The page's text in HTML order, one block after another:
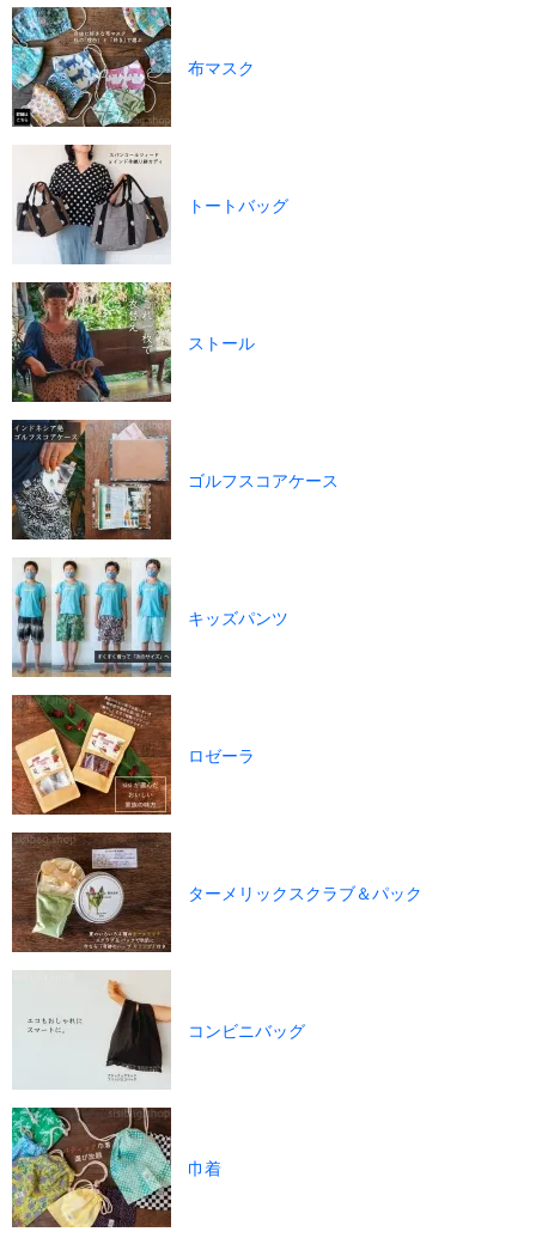
布マスク
トートバッグ
ストール
ゴルフスコアケース
キッズパンツ
ロゼーラ
ターメリックスクラブ＆パック
コンビニバッグ
巾着